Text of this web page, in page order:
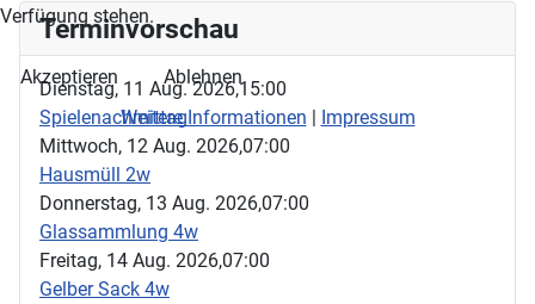
Terminvorschau
Dienstag, 11 Aug. 2026,15:00
Spielenachmittag
Mittwoch, 12 Aug. 2026,07:00
Hausmüll 2w
Donnerstag, 13 Aug. 2026,07:00
Glassammlung 4w
Freitag, 14 Aug. 2026,07:00
Gelber Sack 4w
Verfügung stehen.
Akzeptieren
Ablehnen
Weitere Informationen | Impressum